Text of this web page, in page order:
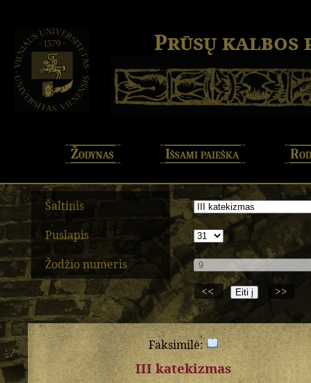
Prūsų kalbos
Žodynas Išsami paieška
Šaltinis
Puslapis
Žodžio numeris
<<
>>
Faksimilė:
III katekizmas